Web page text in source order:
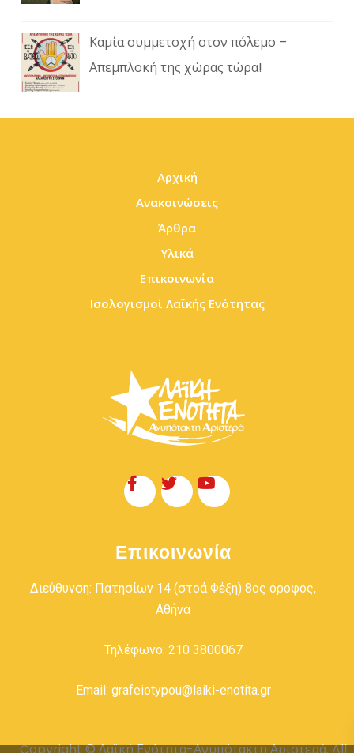
Καμία συμμετοχή στον πόλεμο –
Απεμπλοκή της χώρας τώρα!
Αρχική
Ανακοινώσεις
Άρθρα
Υλικά
Επικοινωνία
Ισολογισμοί Λαϊκής Ενότητας
Επικοινωνία
Διεύθυνση: Πατησίων 14 (στοά Φέξη) 8ος όροφος,
Αθήνα
Τηλέφωνο: 210 3800067
Email: grafeiotypou@laiki-enotita.gr